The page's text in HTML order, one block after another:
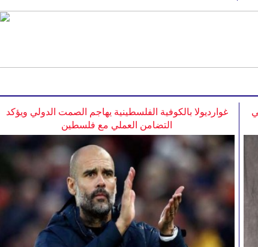
غوارديولا بالكوفية الفلسطينية يهاجم الصمت الدولي ويؤكد
التضامن العملي مع فلسطين